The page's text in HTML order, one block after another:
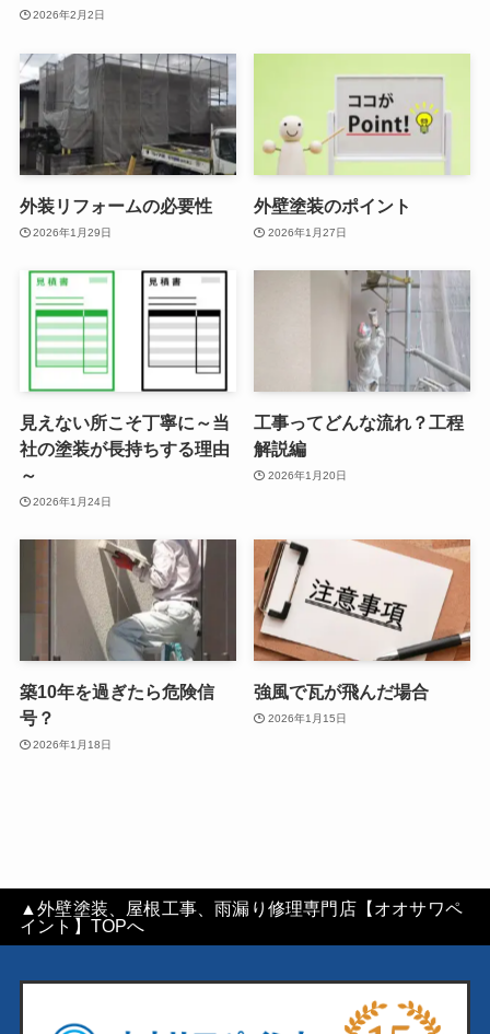
2026年2月2日
外装リフォームの必要性
2026年1月29日
外壁塗装のポイント
2026年1月27日
見えない所こそ丁寧に～当
社の塗装が長持ちする理由
～
2026年1月24日
工事ってどんな流れ？工程
解説編
2026年1月20日
築10年を過ぎたら危険信
号？
2026年1月18日
強風で瓦が飛んだ場合
2026年1月15日
▲外壁塗装、屋根工事、雨漏り修理専門店【オオサワペ
イント】TOPへ